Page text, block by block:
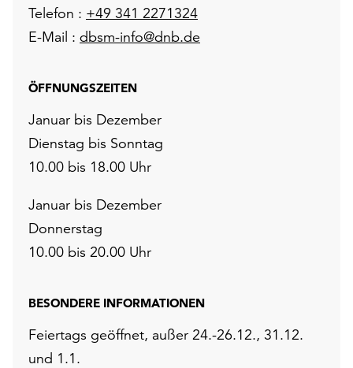
Telefon : +49 341 2271324
E-Mail : dbsm-info@dnb.de
ÖFFNUNGSZEITEN
Januar bis Dezember
Dienstag bis Sonntag
10.00 bis 18.00 Uhr
Januar bis Dezember
Donnerstag
10.00 bis 20.00 Uhr
BESONDERE INFORMATIONEN
Feiertags geöffnet, außer 24.-26.12., 31.12.
und 1.1.